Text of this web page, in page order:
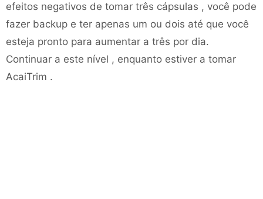
efeitos negativos de tomar três cápsulas , você pode
fazer backup e ter apenas um ou dois até que você
esteja pronto para aumentar a três por dia.
Continuar a este nível , enquanto estiver a tomar
AcaiTrim .